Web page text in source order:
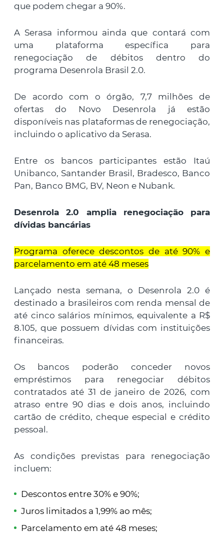
que podem chegar a 90%.
A Serasa informou ainda que contará com
uma plataforma específica para
renegociação de débitos dentro do
programa Desenrola Brasil 2.0.
De acordo com o órgão, 7,7 milhões de
ofertas do Novo Desenrola já estão
disponíveis nas plataformas de renegociação,
incluindo o aplicativo da Serasa.
Entre os bancos participantes estão Itaú
Unibanco, Santander Brasil, Bradesco, Banco
Pan, Banco BMG, BV, Neon e Nubank.
Desenrola 2.0 amplia renegociação para
dívidas bancárias
Programa oferece descontos de até 90% e
parcelamento em até 48 meses
Lançado nesta semana, o Desenrola 2.0 é
destinado a brasileiros com renda mensal de
até cinco salários mínimos, equivalente a R$
8.105, que possuem dívidas com instituições
financeiras.
Os bancos poderão conceder novos
empréstimos para renegociar débitos
contratados até 31 de janeiro de 2026, com
atraso entre 90 dias e dois anos, incluindo
cartão de crédito, cheque especial e crédito
pessoal.
As condições previstas para renegociação
incluem:
Descontos entre 30% e 90%;
Juros limitados a 1,99% ao mês;
Parcelamento em até 48 meses;